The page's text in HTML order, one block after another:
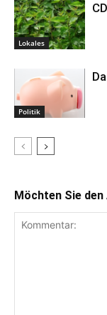
Lokales
Politik
Möchten Sie